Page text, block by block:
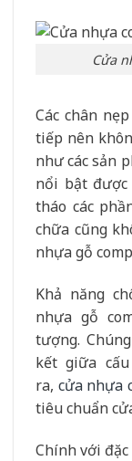
Cửa
Các chân
tiếp nên
như các sản
nổi bật được
tháo các
chữa cũng
nhựa gỗ
Khả năng
nhựa gỗ
tượng.
kết giữa
ra, cửa nhựa
tiêu chuẩn
Chính với